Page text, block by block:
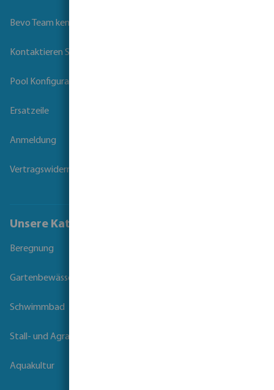
Bevo Team kennenlernen
Kontaktieren Sie uns
Pool Konfigurator
Ersatzeile
Anmeldung
Vertragswiderruf
Unsere Kataloge
Beregnung
Gartenbewässerung
Schwimmbad
Stall- und Agrartechnik
Aquakultur